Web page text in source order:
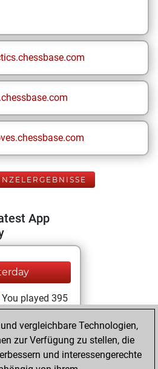
App
You played 395
You scored
=15 -204 in
vergleichbare Technologien,
zur Verfügung zu stellen, die
und interessengerechte